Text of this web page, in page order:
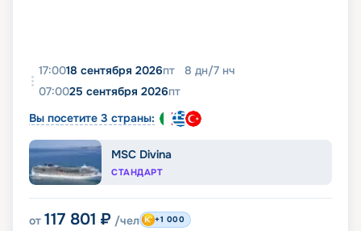
17:0018 сентября 2026пт 8 дн/7 нч
07:0025 сентября 2026пт
Вы посетите 3 страны:
MSC Divina
СТАНДАРТ
от 117 801 ₽ /чел +1 000